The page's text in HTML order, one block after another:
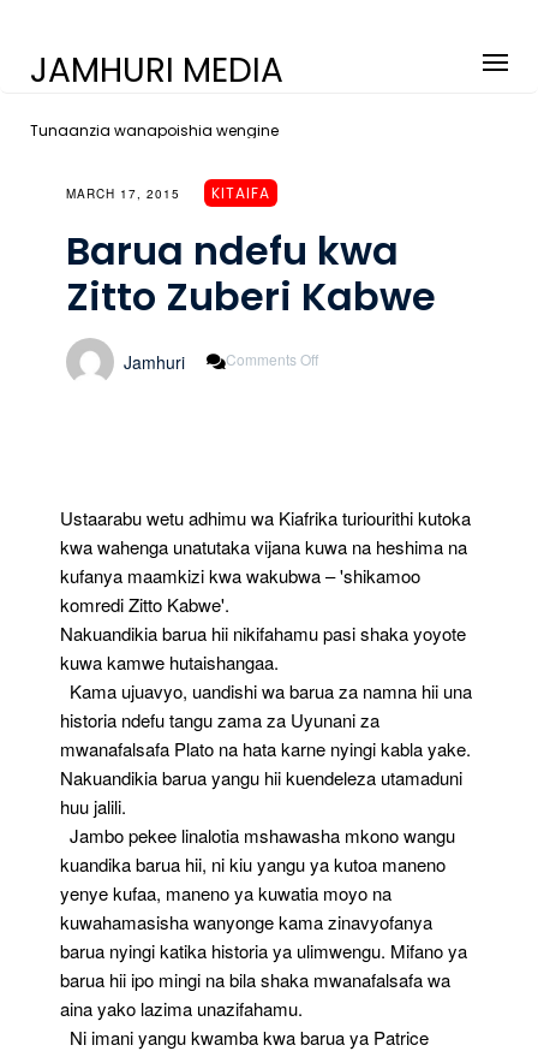
JAMHURI MEDIA
Tunaanzia wanapoishia wengine
MARCH 17, 2015 KITAIFA
Barua ndefu kwa
Zitto Zuberi Kabwe
Jamhuri Comments Off
Ustaarabu wetu adhimu wa Kiafrika turiourithi kutoka
kwa wahenga unatutaka vijana kuwa na heshima na
kufanya maamkizi kwa wakubwa – 'shikamoo
komredi Zitto Kabwe'.
Nakuandikia barua hii nikifahamu pasi shaka yoyote
kuwa kamwe hutaishangaa.
Kama ujuavyo, uandishi wa barua za namna hii una
historia ndefu tangu zama za Uyunani za
mwanafalsafa Plato na hata karne nyingi kabla yake.
Nakuandikia barua yangu hii kuendeleza utamaduni
huu jalili.
Jambo pekee linalotia mshawasha mkono wangu
kuandika barua hii, ni kiu yangu ya kutoa maneno
yenye kufaa, maneno ya kuwatia moyo na
kuwahamasisha wanyonge kama zinavyofanya
barua nyingi katika historia ya ulimwengu. Mifano ya
barua hii ipo mingi na bila shaka mwanafalsafa wa
aina yako lazima unazifahamu.
Ni imani yangu kwamba kwa barua ya Patrice